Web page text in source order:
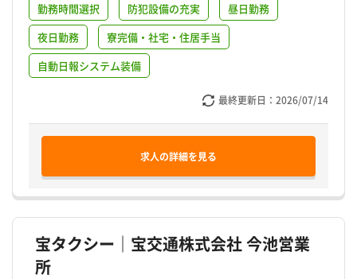
勤務時間選択
防犯設備の充実
昼日勤務
夜日勤務
寮完備・社宅・住居手当
自動日報システム装備
最終更新日： 2026/07/14
求人の詳細を見る
宝タクシー｜宝交通株式会社 今池営業
所